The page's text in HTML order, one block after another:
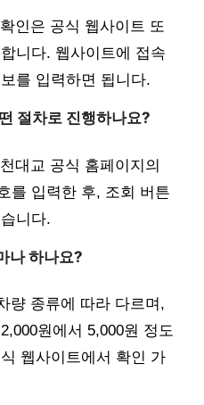
인은 공식 웹사이트 또
니다. 웹사이트에 접속
를 입력하면 됩니다.
절차로 진행하나요?
대교 공식 홈페이지의
를 입력한 후, 조회 버튼
니다.
나 하나요?
량 종류에 따라 다르며,
원에서 5,000원 정도
웹사이트에서 확인 가